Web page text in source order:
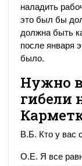
наладить
это был бы
должна быть
после января
было.
Нужно
гибели
В.Б. Кто у вас
О.Е. Я все